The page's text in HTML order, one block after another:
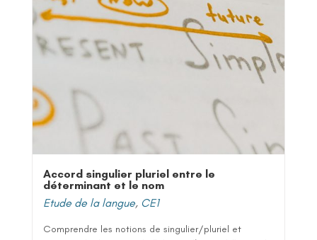
Accord singulier pluriel entre le
déterminant et le nom
Etude de la langue, CE1
Comprendre les notions de singulier/pluriel et